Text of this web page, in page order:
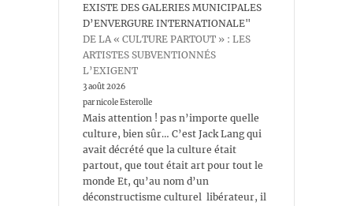
EXISTE DES GALERIES MUNICIPALES
D’ENVERGURE INTERNATIONALE"
DE LA « CULTURE PARTOUT » : LES
ARTISTES SUBVENTIONNÉS
L’EXIGENT
3 août 2026
par nicole Esterolle
Mais attention ! pas n’importe quelle
culture, bien sûr… C’est Jack Lang qui
avait décrété que la culture était
partout, que tout était art pour tout le
monde Et, qu’au nom d’un
déconstructisme culturel libérateur, il